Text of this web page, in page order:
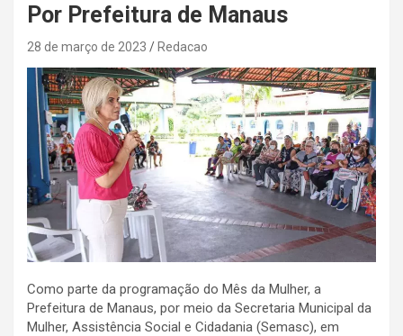
Por Prefeitura de Manaus
28 de março de 2023 Redacao
Como parte da programação do Mês da Mulher, a
Prefeitura de Manaus, por meio da Secretaria Municipal da
Mulher, Assistência Social e Cidadania (Semasc), em